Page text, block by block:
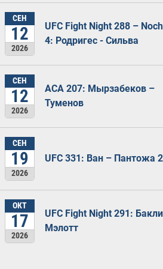
СЕН
12
2026
UFC Fight Night 288 –
4: Родригес - Сильва
СЕН
12
2026
ACA 207: Мырзабеков –
Туменов
СЕН
19
2026
UFC 331: Ван – Пантожа 2
ОКТ
17
2026
UFC Fight Night 291:
Мэлотт